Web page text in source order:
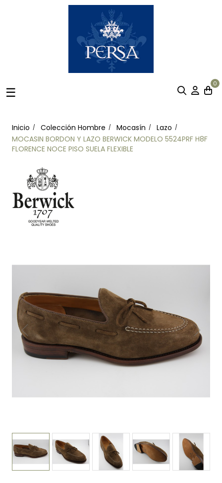
Navegación
☰
0
Inicio Colección Hombre Mocasín
Lazo
MOCASIN BORDON Y LAZO BERWICK MODELO 5524PRF H8F
FLORENCE NOCE PISO SUELA FLEXIBLE